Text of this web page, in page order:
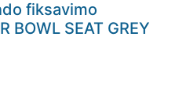
fiksavimo
BOWL SEAT GREY